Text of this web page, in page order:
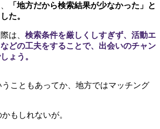
「地方だから検索結果が少なかった」と
た。
は、 検索条件を厳しくしすぎず、活動エ
どの工夫をすることで、出会いのチャン
ょう。
こともあってか、地方ではマッチング
もしれないが。